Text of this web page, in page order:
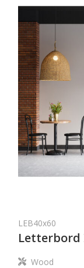
LEB40x60
Letterbord
Wood